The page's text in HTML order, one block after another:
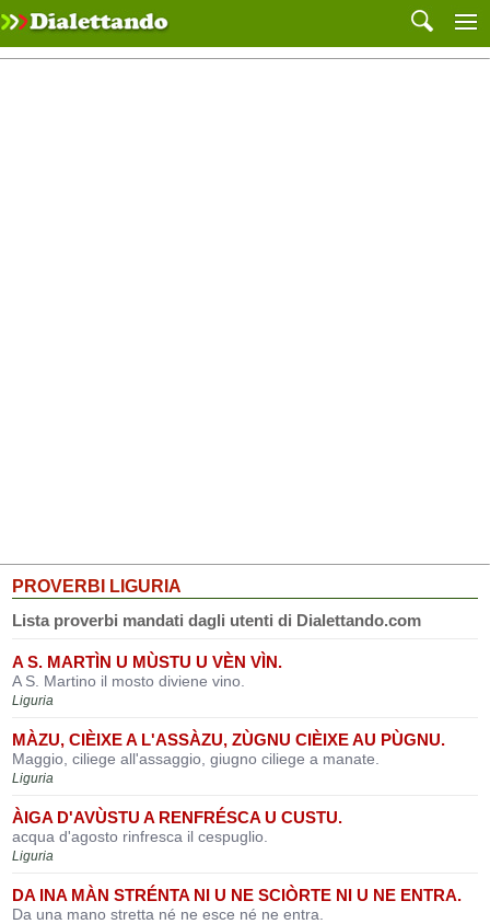
PROVERBI LIGURIA
Lista proverbi mandati dagli utenti di Dialettando.com
A S. MARTÌN U MÙSTU U VÈN VÌN.
A S. Martino il mosto diviene vino.
Liguria
MÀZU, CIÈIXE A L'ASSÀZU, ZÙGNU CIÈIXE AU PÙGNU.
Maggio, ciliege all'assaggio, giugno ciliege a manate.
Liguria
ÀIGA D'AVÙSTU A RENFRÉSCA U CUSTU.
acqua d'agosto rinfresca il cespuglio.
Liguria
DA INA MÀN STRÉNTA NI U NE SCIÒRTE NI U NE ENTRA.
Da una mano stretta né ne esce né ne entra.